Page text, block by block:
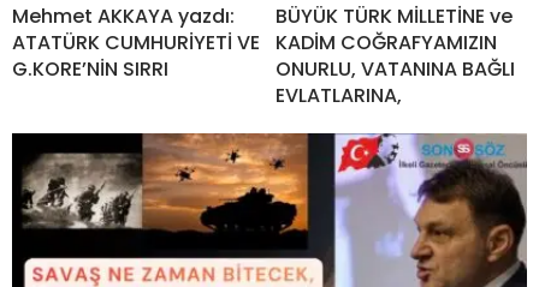
Mehmet AKKAYA yazdı:
ATATÜRK CUMHURİYETİ VE
G.KORE’NİN SIRRI
BÜYÜK TÜRK MİLLETİNE ve
KADİM COĞRAFYAMIZIN
ONURLU, VATANINA BAĞLI
EVLATLARINA,